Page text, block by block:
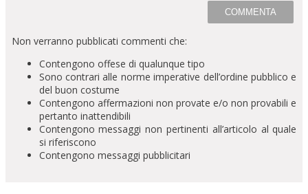
Non verranno pubblicati commenti che:
Contengono offese di qualunque tipo
Sono contrari alle norme imperative dell’ordine pubblico e
del buon costume
Contengono affermazioni non provate e/o non provabili e
pertanto inattendibili
Contengono messaggi non pertinenti all’articolo al quale
si riferiscono
Contengono messaggi pubblicitari